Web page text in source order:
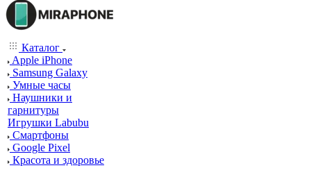
Каталог
Apple iPhone
Samsung Galaxy
Умные часы
Наушники и
гарнитуры
Игрушки Labubu
Смартфоны
Google Pixel
Красота и здоровье